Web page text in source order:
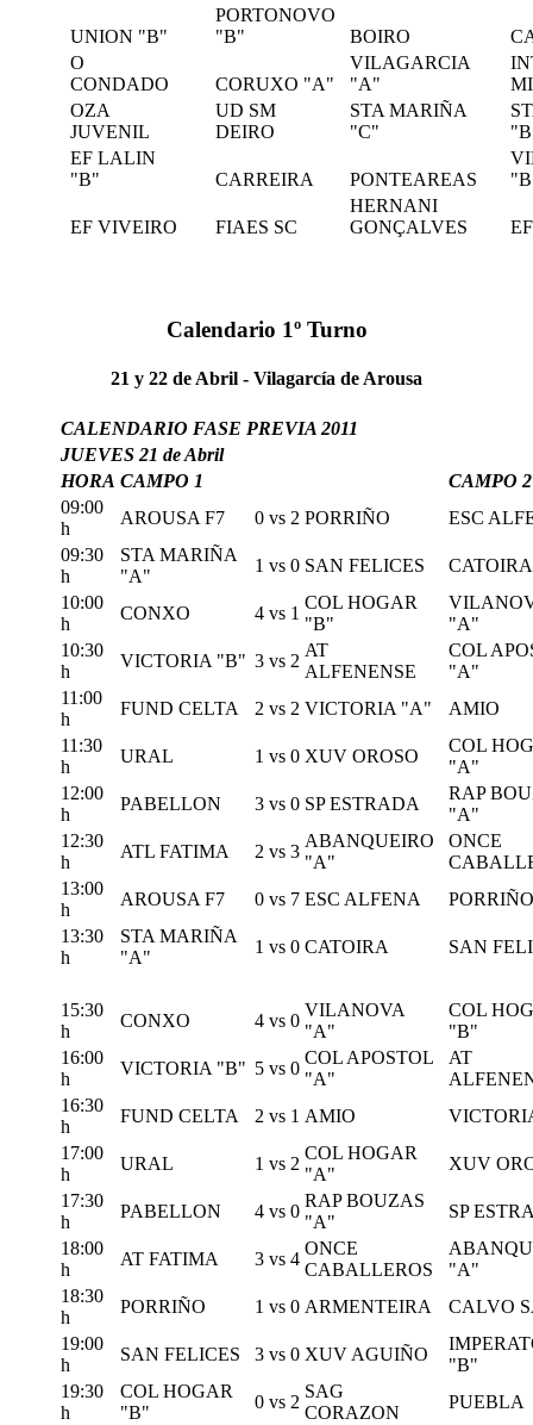
UNION "B"
PORTONOVO
"B"
BOIRO
O
CONDADO
CORUXO "A"
VILAGARCIA
"A"
OZA
JUVENIL
UD SM
DEIRO
STA MARIÑA
"C"
EF LALIN
"B"
CARREIRA PONTEAREAS
EF VIVEIRO FIAES SC
HERNANI
GONÇALVES
Calendario 1º Turno
21 y 22 de Abril - Vilagarcía de Arousa
CALENDARIO FASE PREVIA 2011
JUEVES 21 de Abril
HORA CAMPO 1
CAMPO 2
09:00
h
AROUSA F7 0 vs 2 PORRIÑO
ESC
09:30
h
STA MARIÑA
"A"
1 vs 0 SAN FELICES
CATOIRA
10:00
h
CONXO 4 vs 1
COL HOGAR
"B"
"A"
10:30
h
VICTORIA "B" 3 vs 2
AT
ALFENENSE
COL
"A"
11:00
h
FUND CELTA 2 vs 2 VICTORIA "A"
AMIO
11:30
h
URAL 1 vs 0 XUV OROSO
COL
"A"
12:00
h
PABELLON 3 vs 0 SP ESTRADA
RAP
"A"
12:30
h
ATL FATIMA 2 vs 3
ABANQUEIRO
"A"
ONCE
13:00
h
AROUSA F7 0 vs 7 ESC ALFENA
PORRIÑO
13:30
h
STA MARIÑA
"A"
1 vs 0 CATOIRA SAN
15:30
h
CONXO 4 vs 0
VILANOVA
"A"
COL
"B"
16:00
h
VICTORIA "B" 5 vs 0
COL APOSTOL
"A"
AT
16:30
h
FUND CELTA 2 vs 1 AMIO
17:00
h
URAL 1 vs 2
COL HOGAR
"A"
XUV
17:30
h
PABELLON 4 vs 0
RAP BOUZAS
"A"
SP
18:00
h
AT FATIMA 3 vs 4
ONCE
CABALLEROS
"A"
18:30
h
PORRIÑO 1 vs 0 ARMENTEIRA
CALVO
19:00
h
SAN FELICES 3 vs 0 XUV AGUIÑO
"B"
19:30
h
COL HOGAR
"B"
0 vs 2
SAG
CORAZON
PUEBLA